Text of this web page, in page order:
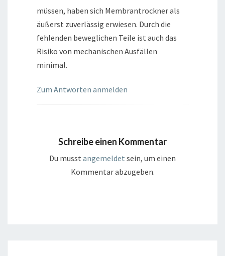
müssen, haben sich Membrantrockner als
äußerst zuverlässig erwiesen. Durch die
fehlenden beweglichen Teile ist auch das
Risiko von mechanischen Ausfällen
minimal.
Zum Antworten anmelden
Schreibe einen Kommentar
Du musst angemeldet sein, um einen
Kommentar abzugeben.